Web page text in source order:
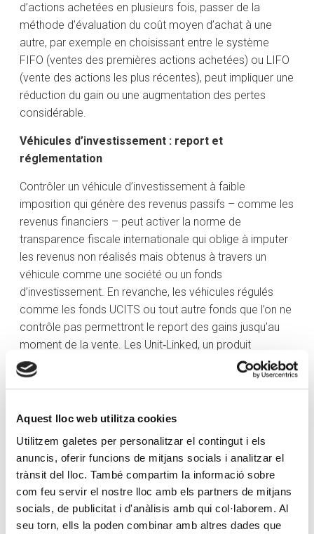
Aquest lloc web utilitza cookies
Utilitzem galetes per personalitzar el contingut i els
anuncis, oferir funcions de mitjans socials i analitzar el
trànsit del lloc. També compartim la informació sobre
com feu servir el nostre lloc amb els partners de mitjans
socials, de publicitat i d'anàlisis amb qui col·laborem. Al
seu torn, ells la poden combinar amb altres dades que
d’actions achetées en plusieurs fois, passer de la
méthode d’évaluation du coût moyen d’achat à une
autre, par exemple en choisissant entre le système
FIFO (ventes des premières actions achetées) ou LIFO
(vente des actions les plus récentes), peut impliquer une
réduction du gain ou une augmentation des pertes
considérable.
Véhicules d’investissement : report et
réglementation
Contrôler un véhicule d’investissement à faible
imposition qui génère des revenus passifs – comme les
revenus financiers – peut activer la norme de
transparence fiscale internationale qui oblige à imputer
les revenus non réalisés mais obtenus à travers un
véhicule comme une société ou un fonds
d’investissement. En revanche, les véhicules régulés
comme les fonds UCITS ou tout autre fonds que l’on ne
contrôle pas permettront le report des gains jusqu’au
moment de la vente. Les Unit‑Linked, un produit
financier avec un composant d’assurance-vie,
apportent eux-aussi flexibilité et imposition différée
choix du véhicule adéquat pour la gestion des actifs
différents types d’actifs.
Impôts patrimoniaux : payer des impôts sur le
patrimoine
Certains pays taxent le simple fait de posséder un